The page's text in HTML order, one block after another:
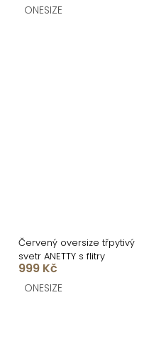
ONESIZE
Červený oversize třpytivý
svetr ANETTY s flitry
999 Kč
ONESIZE